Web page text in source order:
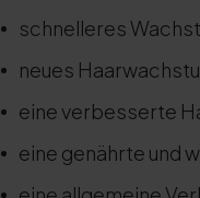
schnelleres
neues
eine verbesserte
eine genährte und